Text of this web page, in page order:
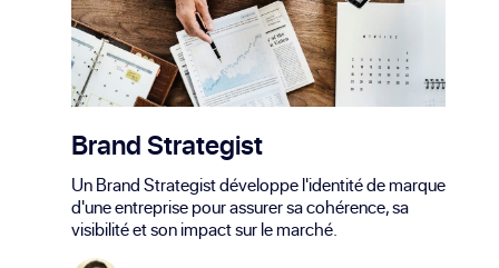
Brand Strategist
Un Brand Strategist développe l'identité de marque
d'une entreprise pour assurer sa cohérence, sa
visibilité et son impact sur le marché.